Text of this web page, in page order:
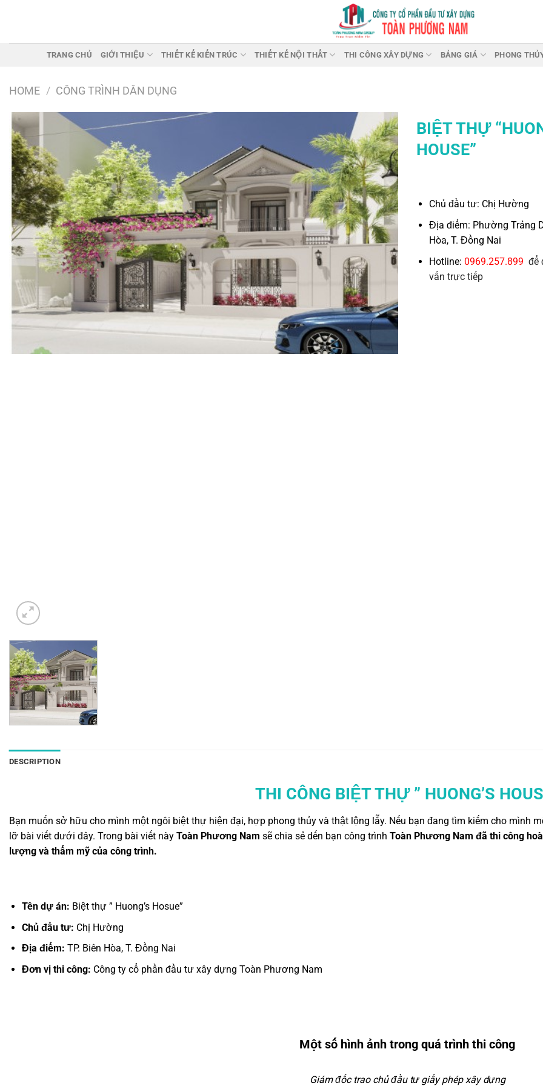
TRANG CHỦ GIỚI THIỆU THIẾT KẾ KIẾN TRÚC THIẾT KẾ NỘI THẤT THI CÔNG XÂY DỰNG BẢNG GIÁ PHONG
HOME / CÔNG TRÌNH DÂN DỤNG
BIỆT THỰ
HOUSE”
Chủ đầu tư: Chị Hường
Địa điểm: Phường Trảng
Hòa, T. Đồng Nai
Hotline: 0969.257.899 để
vấn trực tiếp
DESCRIPTION
THI CÔNG BIỆT THỰ ” HUONG’S
Bạn muốn sở hữu cho mình một ngôi biệt thự hiện đại, hợp phong thủy và thật lộng lẫy. Nếu bạn đang tìm kiếm cho mình
lỡ bài viết dưới đây. Trong bài viết này Toàn Phương Nam sẽ chia sẻ dến bạn công trình Toàn Phương Nam đã thi công
lượng và thẩm mỹ của công trình.
Tên dự án: Biệt thự ” Huong’s Hosue”
Chủ đầu tư: Chị Hường
Địa điểm: TP. Biên Hòa, T. Đồng Nai
Đơn vị thi công: Công ty cổ phần đầu tư xây dựng Toàn Phương Nam
Một số hình ảnh trong quá trình thi công
Giám đốc trao chủ đầu tư giấy phép xây dựng